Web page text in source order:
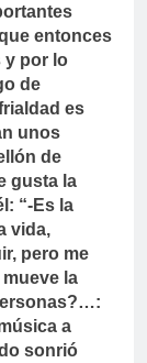
entonces
y por lo
de
es
unos
de
gusta la
“-Es la
vida,
pero me
la
a
sonrió